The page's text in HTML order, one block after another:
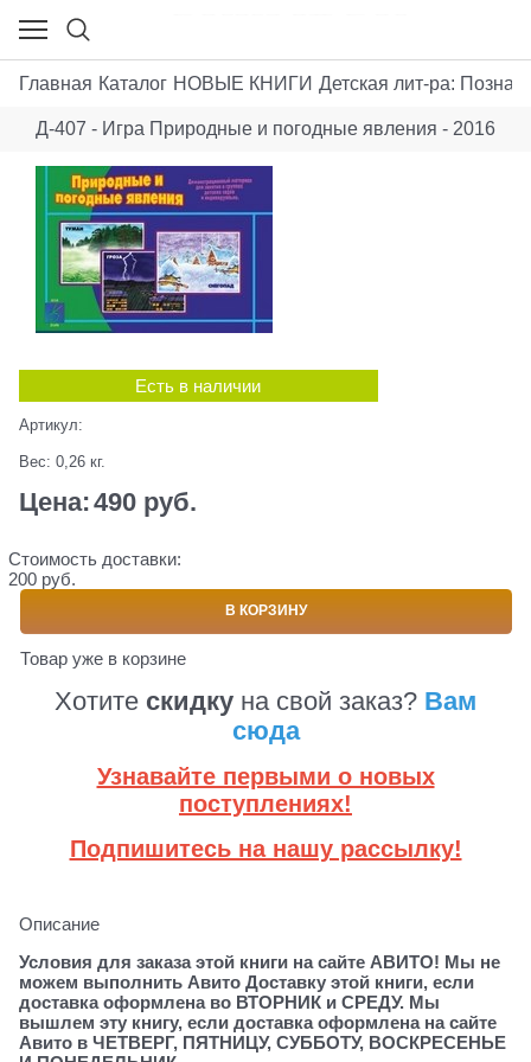
Главная Каталог НОВЫЕ КНИГИ Детская лит-ра:
Д-407 - Игра Природные и погодные явления - 2016
Есть в наличии
Артикул:
Вес: 0,26 кг.
Цена:490 руб.
Стоимость доставки:
200 руб.
В КОРЗИНУ
Товар уже в корзине
Хотите скидку на свой заказ? Вам
сюда
Узнавайте первыми о новых
поступлениях!
Подпишитесь на нашу рассылку!
Описание
Условия для заказа этой книги на сайте АВИТО! Мы не
можем выполнить Авито Доставку этой книги, если
доставка оформлена во ВТОРНИК и СРЕДУ. Мы
вышлем эту книгу, если доставка оформлена на сайте
Авито в ЧЕТВЕРГ, ПЯТНИЦУ, СУББОТУ, ВОСКРЕСЕНЬЕ